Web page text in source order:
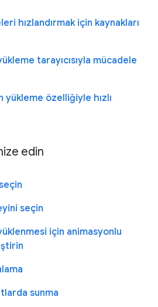
hızlandırmak için kaynakları
tarayıcısıyla mücadele
özelliğiyle hızlı
edin
seçin
için animasyonlu
sunma